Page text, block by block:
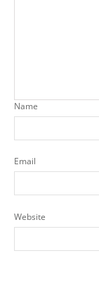
Name
Email
Website